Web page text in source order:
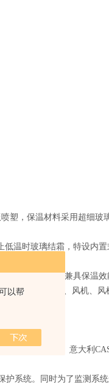
以帮
塑，保温材料采用超细玻
温时玻璃结霜，特设内
能耐高低温，兼具保温效
热器、加湿器、风机、风
麦DANFOSS、意大利
系统。同时为了监测系